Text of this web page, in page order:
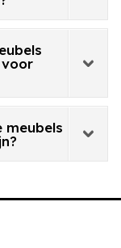
meubels